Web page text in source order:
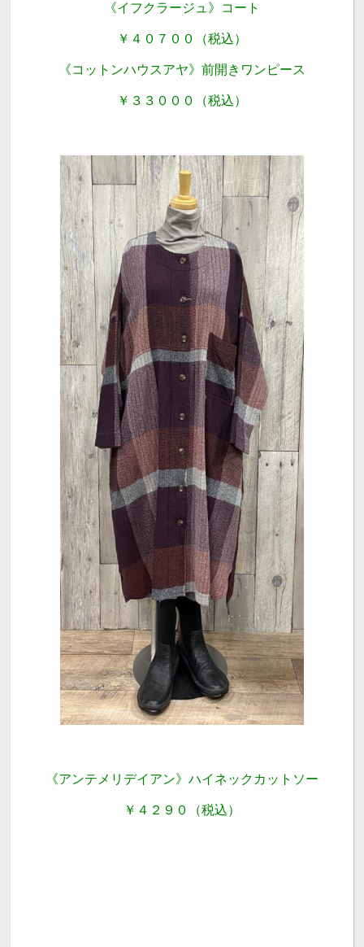
《イフクラージュ》コート
￥４０７００（税込）
《コットンハウスアヤ》前開きワンピース
￥３３０００（税込）
《アンテメリデイアン》ハイネックカットソー
￥４２９０（税込）